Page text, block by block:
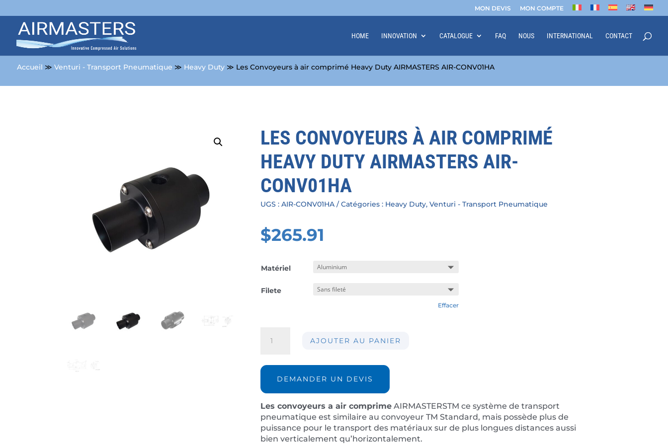
MON DEVIS MON COMPTE
HOME INNOVATION CATALOGUE FAQ NOUS INTERNATIONAL CONTACT
Accueil ≫ Venturi - Transport Pneumatique ≫ Heavy Duty≫ Les Convoyeurs à air comprimé Heavy Duty AIRMASTERS AIR-CONV01HA
LES CONVOYEURS À AIR COMPRIMÉ
HEAVY DUTY AIRMASTERS AIR-
CONV01HA
UGS : AIR-CONV01HA Catégories : Heavy Duty, Venturi - Transport Pneumatique
$265.91
Matériel
Filete
Effacer
Convoyeurs
air
Heavy
Duty
AIRMASTERS
AIR-
AJOUTER AU PANIER
DEMANDER UN DEVIS
Les convoyeurs a air comprimeAIRMASTERSTM ce système de transport
pneumatique est similaire au convoyeur TM Standard, mais possède plus de
puissance pour le transport des matériaux sur de plus longues distances aussi
bien verticalement qu’horizontalement.